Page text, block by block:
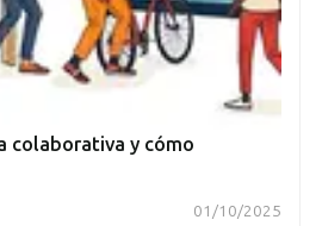
colaborativa y cómo
01/10/2025